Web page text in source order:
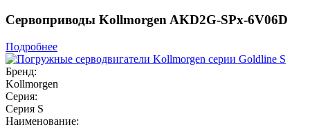
Сервоприводы Kollmorgen AKD2G-SPx-6V06D
Подробнее
Бренд:
Kollmorgen
Серия:
Серия S
Наименование: